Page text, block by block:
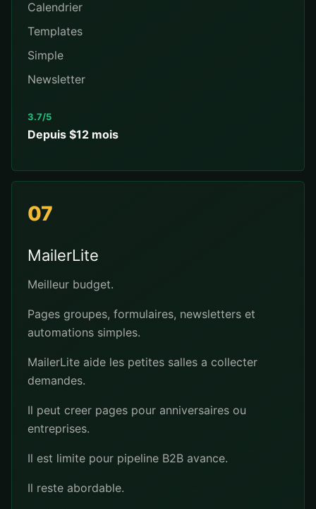
Calendrier
Templates
Simple
Newsletter
3.7/5
Depuis $12 mois
07
MailerLite
Meilleur budget.
Pages groupes, formulaires, newsletters et
automations simples.
MailerLite aide les petites salles a collecter
demandes.
Il peut creer pages pour anniversaires ou
entreprises.
Il est limite pour pipeline B2B avance.
Il reste abordable.